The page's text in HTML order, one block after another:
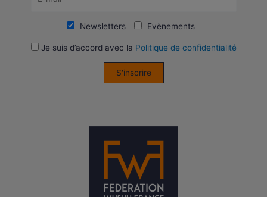
Newsletters Evènements
Je suis d’accord avec la Politique de confidentialité
S'inscrire